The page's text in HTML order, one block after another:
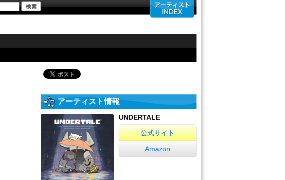
アーティスト情報
UNDERTALE
公式サイト
Amazon